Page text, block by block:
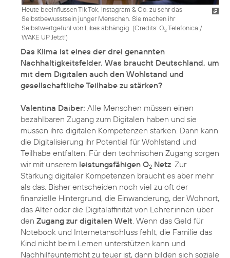
Heute beeinflussen Tik Tok, Instagram & Co. zu sehr das
Selbstbewusstsein junger Menschen. Sie machen ihr
Selbstwertgefühl von Likes abhängig. (Credits: O2Telefonica /
WAKE UP Jetzt!)
Das Klima ist eines der drei genannten
Nachhaltigkeitsfelder. Was braucht Deutschland, um
mit dem Digitalen auch den Wohlstand und
gesellschaftliche Teilhabe zu stärken?
Valentina Daiber: Alle Menschen müssen einen
bezahlbaren Zugang zum Digitalen haben und sie
müssen ihre digitalen Kompetenzen stärken. Dann kann
die Digitalisierung ihr Potential für Wohlstand und
Teilhabe entfalten. Für den technischen Zugang sorgen
wir mit unserem leistungsfähigen O2 Netz . Zur
Stärkung digitaler Kompetenzen braucht es aber mehr
als das. Bisher entscheiden noch viel zu oft der
finanzielle Hintergrund, die Einwanderung, der Wohnort,
das Alter oder die Digitalaffinität von Lehrer:innen über
den Zugang zur digitalen Welt . Wenn das Geld für
Notebook und Internetanschluss fehlt, die Familie das
Kind nicht beim Lernen unterstützen kann und
Nachhilfeunterricht zu teuer ist, dann bilden sich soziale